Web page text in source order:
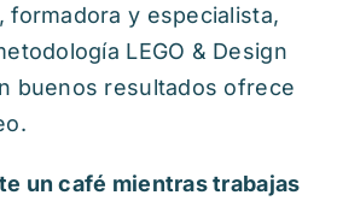
, formadora y especialista,
LEGO & Design
buenos resultados ofrece
un café mientras trabajas